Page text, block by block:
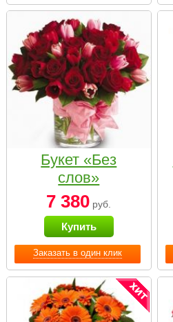
Заказать в один клик
Букет «Без
слов»
7 380 руб.
Купить